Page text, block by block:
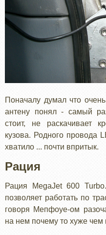
Поначалу думал что
антену понял - самый
стоит, не раскачивает
кузова. Родного провода
хватило ... почти впритык.
Рация
Рация MegaJet 600
позволяет работать по
говоря Мепфоуе-ом
на нем почему то хуже чем